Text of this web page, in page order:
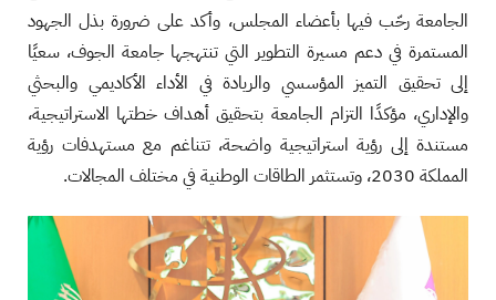
الجامعة رحّب فيها بأعضاء المجلس، وأكد على ضرورة بذل الجهود
المستمرة في دعم مسيرة التطوير التي تنتهجها جامعة الجوف، سعيًا
إلى تحقيق التميز المؤسسي والريادة في الأداء الأكاديمي والبحثي
والإداري، مؤكدًا التزام الجامعة بتحقيق أهداف خطتها الاستراتيجية،
مستندة إلى رؤية استراتيجية واضحة، تتناغم مع مستهدفات رؤية
المملكة 2030، وتستثمر الطاقات الوطنية في مختلف المجالات.